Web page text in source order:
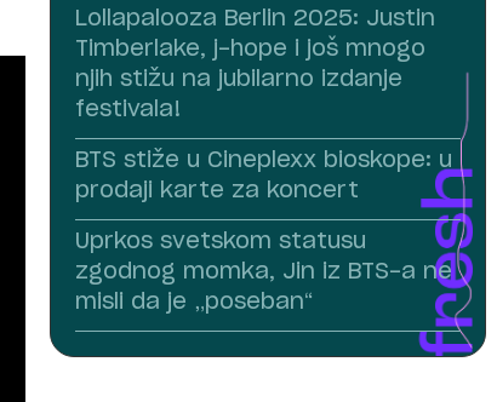
Lollapalooza Berlin 2025: Justin
Timberlake, j-hope i još mnogo
njih stižu na jubilarno izdanje
festivala!
BTS stiže u Cineplexx bioskope: u
prodaji karte za koncert
Uprkos svetskom statusu
zgodnog momka, Jin iz BTS-a ne
misli da je „poseban“